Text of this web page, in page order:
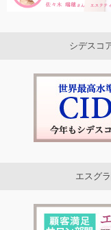
シデスコ
エスグ